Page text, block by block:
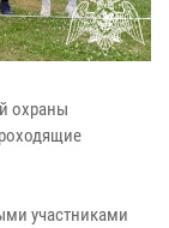
охраны
участниками